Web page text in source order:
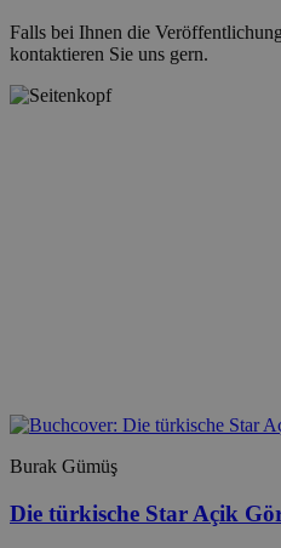
Falls bei Ihnen die
kontaktieren Sie uns gern.
Burak Gümüş
Die türkische Star Açik